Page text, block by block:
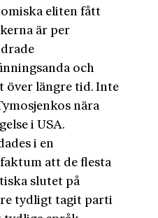
eliten fått
är per
och
över längre tid. Inte
nära
i USA.
i en
att de flesta
slutet på
tydligt tagit parti